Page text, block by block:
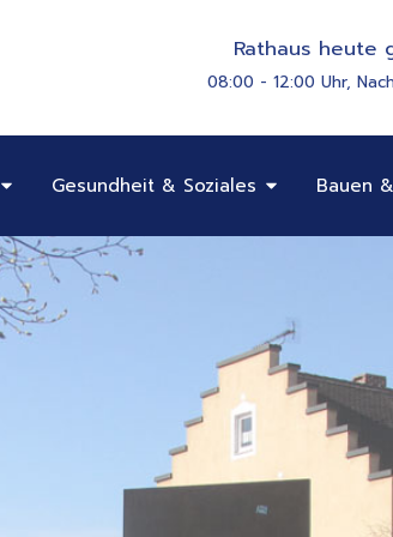
Rathaus heute
08:00 - 12:00 Uhr,
Öffne Bildung, Kultur & Freizeit
Gesundheit & Soziales Öffne Bauen